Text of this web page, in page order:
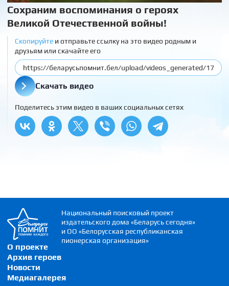
Сохраним воспоминания о героях
Великой Отечественной войны!
Скопируйтеи отправьте ссылку на это видео родным и
друзьям или скачайте его
Скачать видео
Поделитесь этим видео в ваших социальных сетях
О проекте
Архив героев
Новости
Медиагалерея
Национальный поисковый проект
издательского дома «Беларусь сегодня»
и ОО «Белорусская республиканская
пионерская организация»